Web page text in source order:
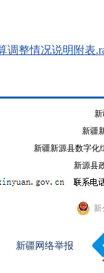
调整情况说明附表
新疆
新疆新源县数字化
新源县
新
新疆网络举报